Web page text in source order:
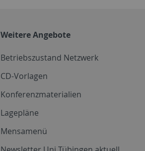
Weitere Angebote
Betriebszustand Netzwerk
CD-Vorlagen
Konferenzmaterialien
Lagepläne
Mensamenü